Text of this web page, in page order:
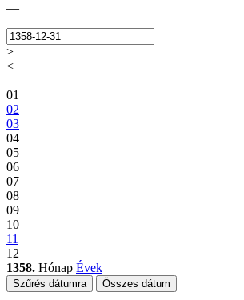
—
>
<
01
02
03
04
05
06
07
08
09
10
11
12
1358. Hónap Évek
Szűrés dátumra Összes dátum